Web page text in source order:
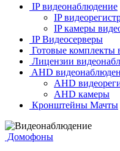
IP видеонаблюдение
IP
IP камеры
IP Видеосерверы
Готовые комплекты
Лицензии
AHD
AHD
AHD камеры
Кронштейны Мачты
Домофоны